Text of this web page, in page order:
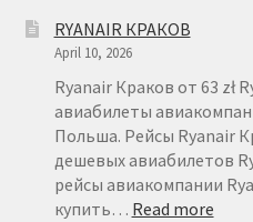
ВРОЦЛАВ
RYANAIR КРАКОВ
April 10, 2026
Ryanair Краков от 63 zł
авиабилеты
Польша. Рейсы Ryanair
дешевых авиабилетов
рейсы авиакомпании
купить… Read more: